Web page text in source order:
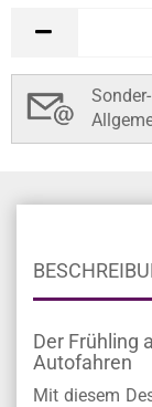
Der Frühling
Autofahren
Mit diesem